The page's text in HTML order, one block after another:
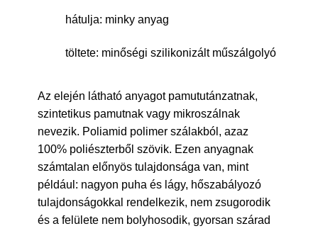
hátulja: minky anyag
töltete: minőségi szilikonizált műszálgolyó
Az elején látható anyagot pamututánzatnak,
szintetikus pamutnak vagy mikroszálnak
nevezik. Poliamid polimer szálakból, azaz
100% poliészterből szövik. Ezen anyagnak
számtalan előnyös tulajdonsága van, mint
például: nagyon puha és lágy, hőszabályozó
tulajdonságokkal rendelkezik, nem zsugorodik
és a felülete nem bolyhosodik, gyorsan szárad